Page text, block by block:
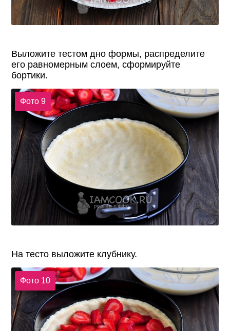
Выложите тестом дно формы, распределите
его равномерным слоем, сформируйте
бортики.
Фото 9
На тесто выложите клубнику.
Фото 10